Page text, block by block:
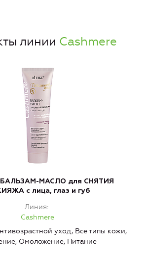
линии Cashmere
БАЛЬЗАМ-МАСЛО для СНЯТИЯ
с лица, глаз и губ
Линия
Cashmere
уход, Все типы кожи,
Омоложение, Питание